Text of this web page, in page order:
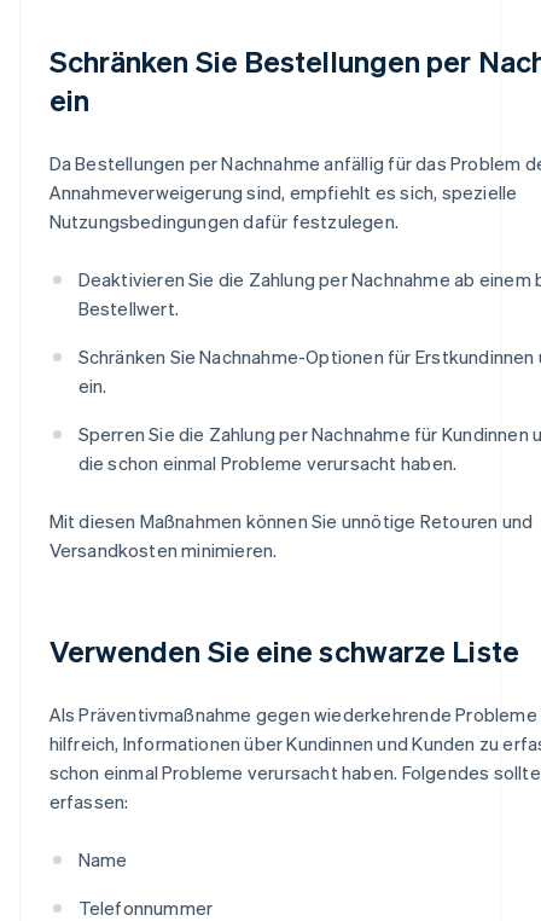
Schränken Sie Bestellungen per
ein
Da Bestellungen per Nachnahme anfällig für das Problem
Annahmeverweigerung sind, empfiehlt es sich, spezielle
Nutzungsbedingungen dafür festzulegen.
Deaktivieren Sie die Zahlung per Nachnahme ab
Bestellwert.
Schränken Sie Nachnahme-Optionen für Erstkundinnen
ein.
Sperren Sie die Zahlung per Nachnahme für Kundinnen
die schon einmal Probleme verursacht haben.
Mit diesen Maßnahmen können Sie unnötige Retouren und
Versandkosten minimieren.
Verwenden Sie eine schwarze Liste
Als Präventivmaßnahme gegen wiederkehrende
hilfreich, Informationen über Kundinnen und Kunden zu
schon einmal Probleme verursacht haben. Folgendes
erfassen:
Name
Telefonnummer